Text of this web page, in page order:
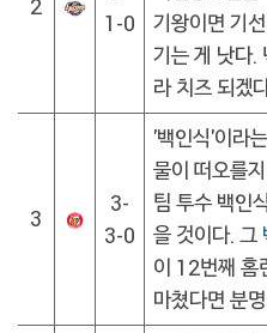
2
1-0
기왕이면 기
기는 게 낫다.
라 치즈 되겠
3
3-
3-0
'백인식'이라
물이 떠오를
팀 투수 백인
을 것이다. 그
이 12번째 홈
마쳤다면 분